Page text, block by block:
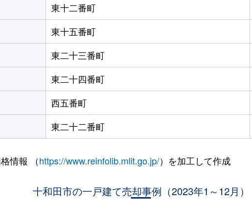
東十二番町
東十五番町
東二十三番町
東二十四番町
西五番町
東二十二番町
情報 （https://www.reinfolib.mlit.go.jp/）を加工して作成
十和田市の一戸建て売却事例（2023年1～12月）